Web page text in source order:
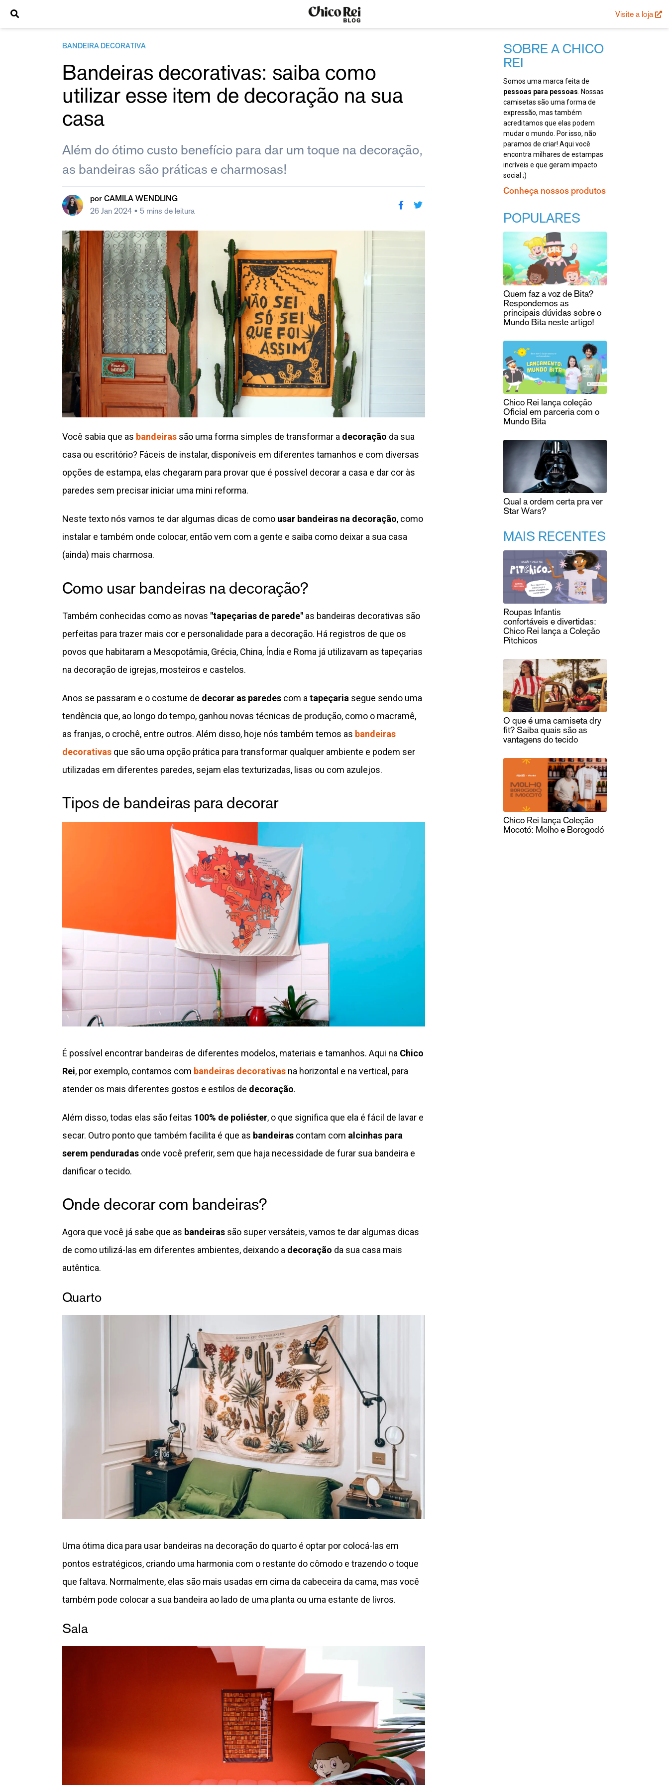
Visite a loja
BANDEIRA DECORATIVA
Bandeiras decorativas: saiba como
utilizar esse item de decoração na sua
casa
Além do ótimo custo benefício para dar um toque na decoração,
as bandeiras são práticas e charmosas!
porCAMILA WENDLING
26 Jan 2024 • 5 mins de leitura
Você sabia que as bandeiras são uma forma simples de transformar a decoração da sua
casa ou escritório? Fáceis de instalar, disponíveis em diferentes tamanhos e com diversas
opções de estampa, elas chegaram para provar que é possível decorar a casa e dar cor às
paredes sem precisar iniciar uma mini reforma.
Neste texto nós vamos te dar algumas dicas de como usar bandeiras na decoração, como
instalar e também onde colocar, então vem com a gente e saiba como deixar a sua casa
(ainda) mais charmosa.
Como usar bandeiras na decoração?
Também conhecidas como as novas "tapeçarias de parede" as bandeiras decorativas são
perfeitas para trazer mais cor e personalidade para a decoração. Há registros de que os
povos que habitaram a Mesopotâmia, Grécia, China, Índia e Roma já utilizavam as tapeçarias
na decoração de igrejas, mosteiros e castelos.
Anos se passaram e o costume de decorar as paredes com atapeçaria segue sendo uma
tendência que, ao longo do tempo, ganhou novas técnicas de produção, como o macramê,
as franjas, o crochê, entre outros. Além disso, hoje nós também temos as bandeiras
decorativas que são uma opção prática para transformar qualquer ambiente e podem ser
utilizadas em diferentes paredes, sejam elas texturizadas, lisas ou com azulejos.
Tipos de bandeiras para decorar
É possível encontrar bandeiras de diferentes modelos, materiais e tamanhos. Aqui na Chico
Rei, por exemplo, contamos com bandeiras decorativas na horizontal e na vertical, para
atender os mais diferentes gostos e estilos de decoração.
Além disso, todas elas são feitas 100% de poliéster, o que significa que ela é fácil de lavar e
secar. Outro ponto que também facilita é que as bandeiras contam com alcinhas para
serem penduradas onde você preferir, sem que haja necessidade de furar sua bandeira e
danificar o tecido.
Onde decorar com bandeiras?
Agora que você já sabe que as bandeiras são super versáteis, vamos te dar algumas dicas
de como utilizá-las em diferentes ambientes, deixando a decoração da sua casa mais
autêntica.
Quarto
Uma ótima dica para usar bandeiras na decoração do quarto é optar por colocá-las em
pontos estratégicos, criando uma harmonia com o restante do cômodo e trazendo o toque
que faltava. Normalmente, elas são mais usadas em cima da cabeceira da cama, mas você
também pode colocar a sua bandeira ao lado de uma planta ou uma estante de livros.
Sala
SOBRE A CHICO
REI
Somos uma marca feita de
pessoas para pessoas . Nossas
camisetas são uma forma de
expressão, mas também
acreditamos que elas podem
mudar o mundo. Por isso, não
paramos de criar! Aqui você
encontra milhares de estampas
incríveis e que geram impacto
social ;)
Conheça nossos produtos
POPULARES
Quem faz a voz de Bita?
Respondemos as
principais dúvidas sobre o
Mundo Bita neste artigo!
Chico Rei lança coleção
Oficial em parceria com o
Mundo Bita
Qual a ordem certa pra ver
Star Wars?
MAIS RECENTES
Roupas Infantis
confortáveis e divertidas:
Chico Rei lança a Coleção
Pitchicos
O que é uma camiseta dry
fit? Saiba quais são as
vantagens do tecido
Chico Rei lança Coleção
Mocotó: Molho e Borogodó